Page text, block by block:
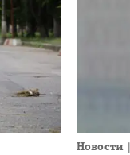
Новости